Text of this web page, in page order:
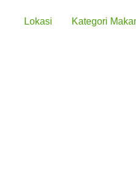
Lokasi Kategori